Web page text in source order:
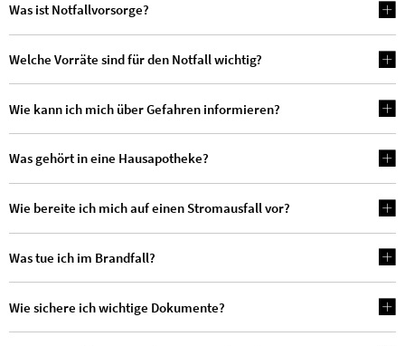
Was ist Notfallvorsorge?
Welche Vorräte sind für den Notfall wichtig?
Wie kann ich mich über Gefahren informieren?
Was gehört in eine Hausapotheke?
Wie bereite ich mich auf einen Stromausfall vor?
Was tue ich im Brandfall?
Wie sichere ich wichtige Dokumente?